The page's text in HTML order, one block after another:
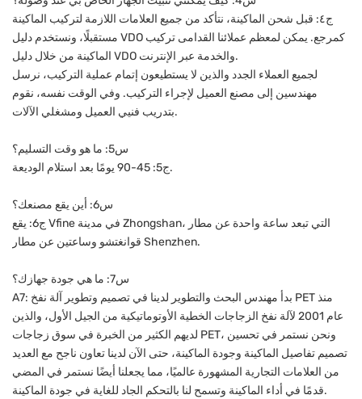
ج٤: قبل شحن الماكينة، نتأكد من جميع العلامات اللازمة لتركيب الماكينة
مستقبلًا، ونستخدم دليل VDO كمرجع. يمكن لمعظم عملائنا القدامى تركيب
الماكينة من خلال دليل VDO والخدمة عبر الإنترنت.
لجميع العملاء الجدد والذين لا يستطيعون إتمام عملية التركيب، نرسل
مهندسين إلى مصنع العميل لإجراء التركيب. وفي الوقت نفسه، نقوم
بتدريب فنيي العميل ومشغلي الآلات.
س5: ما هو وقت التسليم؟
ج5: 45-90 يومًا بعد استلام الوديعة.
س6: أين يقع مصنعك؟
ج6: يقع Vfine في مدينة Zhongshan، التي تبعد ساعة واحدة عن مطار
قوانغتشو وساعتين عن مطار Shenzhen.
س7: ما هي جودة جهازك؟
A7: بدأ مهندس البحث والتطوير لدينا في تصميم وتطوير آلة نفخ PET منذ
عام 2001 لآلة نفخ الزجاجات الخطية الأوتوماتيكية من الجيل الأول، والذين
لديهم الكثير من الخبرة في سوق زجاجات PET، ونحن نستمر في تحسين
تصميم تفاصيل الماكينة وجودة الماكينة، حتى الآن لدينا تعاون ناجح مع العديد
من العلامات التجارية المشهورة عالميًا، مما يجعلنا أيضًا نستمر في المضي
قدمًا في أداء الماكينة وتسمح لنا بالتحكم الجاد للغاية في جودة الماكينة.